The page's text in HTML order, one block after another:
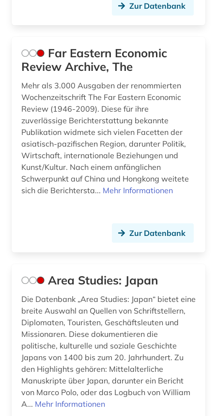
Zur Datenbank
Far Eastern Economic
Review Archive, The
Mehr als 3.000 Ausgaben der renommierten
Wochenzeitschrift The Far Eastern Economic
Review (1946-2009). Diese für ihre
zuverlässige Berichterstattung bekannte
Publikation widmete sich vielen Facetten der
asiatisch-pazifischen Region, darunter Politik,
Wirtschaft, internationale Beziehungen und
Kunst/Kultur. Nach einem anfänglichen
Schwerpunkt auf China und Hongkong weitete
sich die Berichtersta... Mehr Informationen
Zur Datenbank
Area Studies: Japan
Die Datenbank „Area Studies: Japan“ bietet eine
breite Auswahl an Quellen von Schriftstellern,
Diplomaten, Touristen, Geschäftsleuten und
Missionaren. Diese dokumentieren die
politische, kulturelle und soziale Geschichte
Japans von 1400 bis zum 20. Jahrhundert. Zu
den Highlights gehören: Mittelalterliche
Manuskripte über Japan, darunter ein Bericht
von Marco Polo, oder das Logbuch von William
A... Mehr Informationen